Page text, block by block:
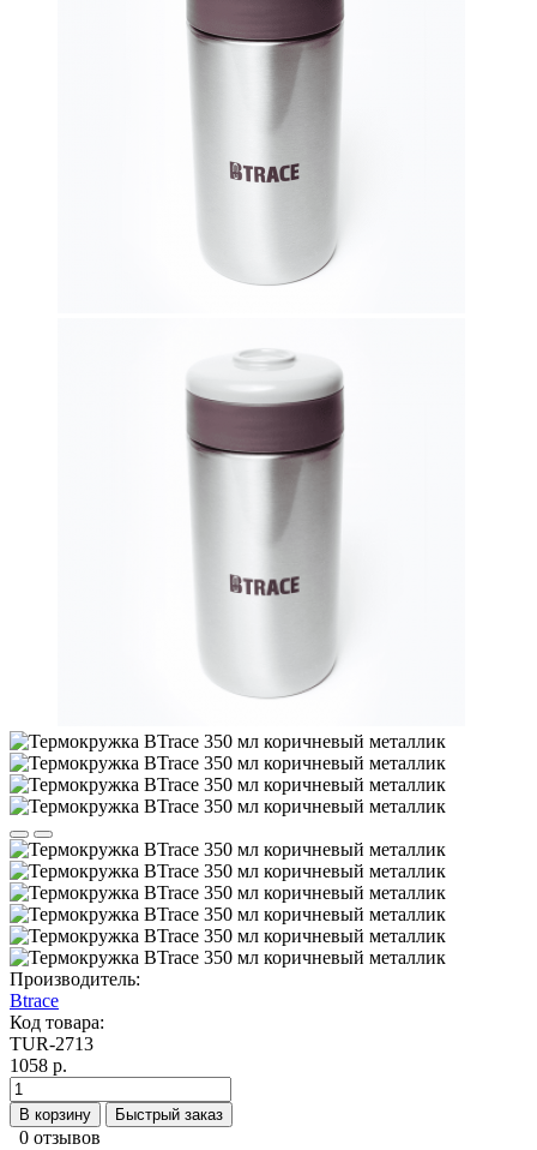
Производитель:
Btrace
Код товара:
TUR-2713
1058 р.
В корзину Быстрый заказ
0 отзывов